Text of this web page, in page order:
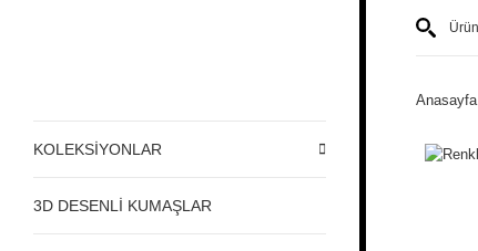
KOLEKSİYONLAR
3D DESENLİ KUMAŞLAR
Anasayfa